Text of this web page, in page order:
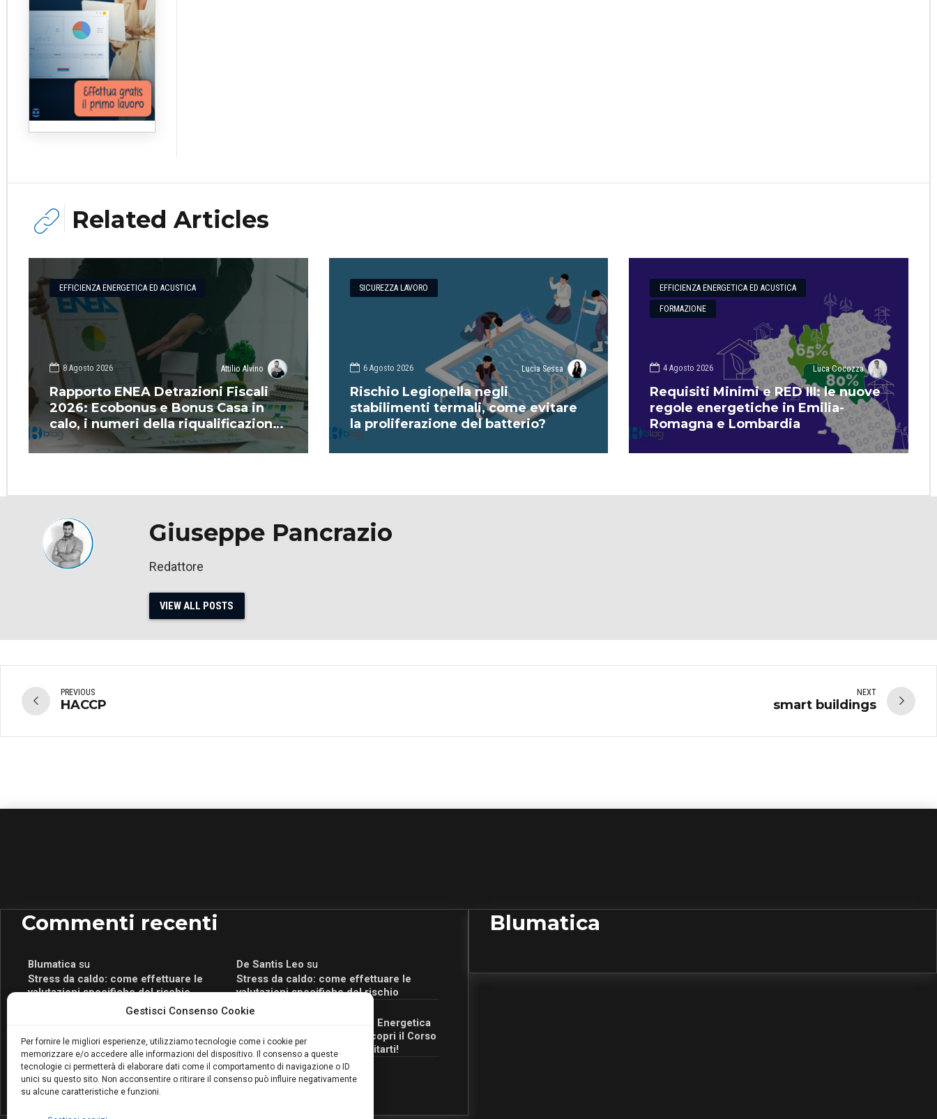
Gestisci Consenso Cookie
Per fornire le migliori esperienze, utilizziamo tecnologie come i cookie per
memorizzare e/o accedere alle informazioni del dispositivo. Il consenso a queste
tecnologie ci permetterà di elaborare dati come il comportamento di navigazione o ID
unici su questo sito. Non acconsentire o ritirare il consenso può influire negativamente
su alcune caratteristiche e funzioni.
Related Articles
EFFICIENZA ENERGETICA ED ACUSTICA
8 Agosto 2026 Attilio Alvino
Rapporto ENEA Detrazioni Fiscali
2026: Ecobonus e Bonus Casa in
calo, i numeri della riqualificazione
energetica
SICUREZZA LAVORO
6 Agosto 2026 Lucia Sessa
Rischio Legionella negli
stabilimenti termali, come evitare
la proliferazione del batterio?
EFFICIENZA ENERGETICA ED ACUSTICA
FORMAZIONE
4 Agosto 2026 Luca Cocozza
Requisiti Minimi e RED III: le nuove
regole energetiche in Emilia-
Romagna e Lombardia
Giuseppe Pancrazio
Redattore
VIEW ALL POSTS
PREVIOUS
HACCP
NEXT
smart buildings
Commenti recenti
Blumaticasu
Stress da caldo: come effettuare le
valutazioni specifiche del rischio
De Santis Leo su
Stress da caldo: come effettuare le
valutazioni specifiche del rischio
attivo anche in Campania: scopri il Corso
Blumatica da 80 Ore per abilitarti!
Romeo Myrtaj
Portale per la Certificazione Energetica
attivo anche in Campania: scopri il Corso
Blumatica da 80 Ore per abilitarti!
Blumaticasu
Coordinatore della Sicurezza: cosa è
richiesto per abilitazione e
Blumatica